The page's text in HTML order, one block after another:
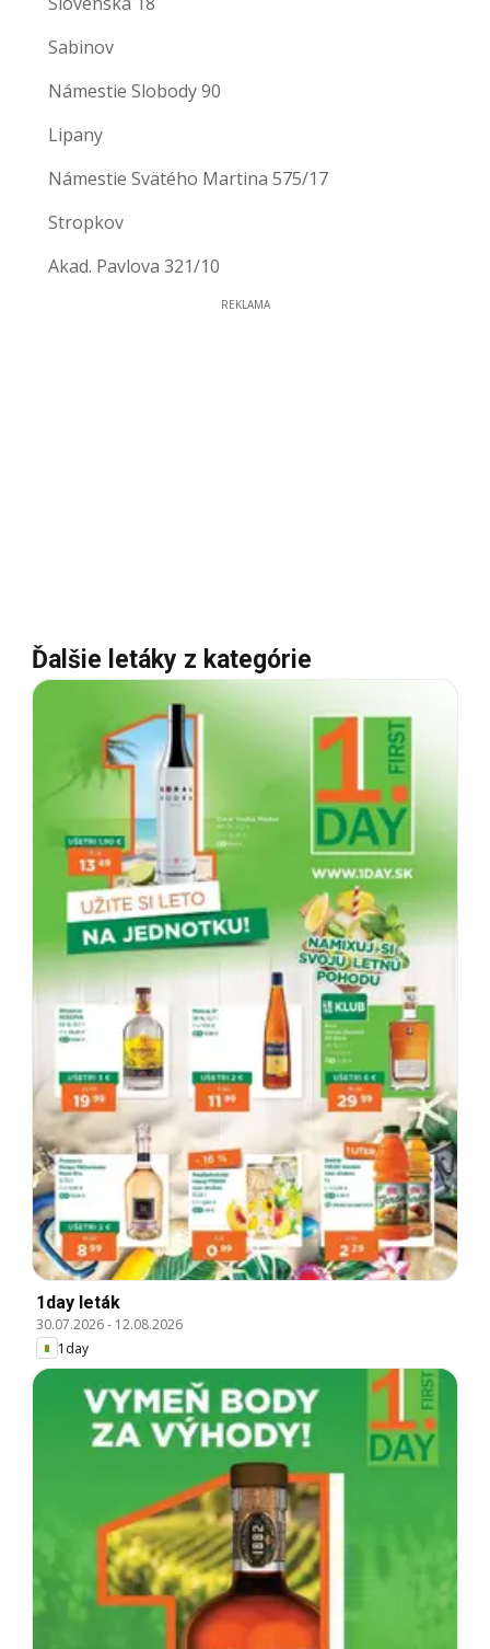
Sabinov
Námestie Slobody 90
Lipany
Námestie Svätého Martina 575/17
Stropkov
Akad. Pavlova 321/10
REKLAMA
Ďalšie letáky z kategórie
1day leták
30.07.2026- 12.08.2026
1day